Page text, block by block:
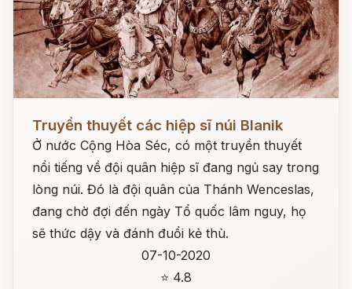
Đọc ngay
Truyền thuyết các hiệp sĩ núi Blanik
Ở nước Cộng Hòa Séc, có một truyền thuyết
nổi tiếng về đội quân hiệp sĩ đang ngủ say trong
lòng núi. Đó là đội quân của Thánh Wenceslas,
đang chờ đợi đến ngày Tổ quốc lâm nguy, họ
sẽ thức dậy và đánh đuổi kẻ thù.
07-10-2020
⭐ 4.8